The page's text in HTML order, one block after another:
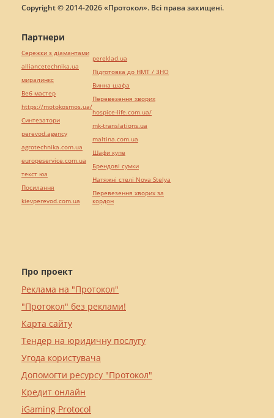
Copyright © 2014-2026 «Протокол». Всі права захищені.
Про проект
Реклама на "Протокол"
"Протокол" без реклами!
Карта сайту
Тендер на юридичну послугу
Угода користувача
Допомогти ресурсу "Протокол"
Кредит онлайн
iGaming Protocol
Партнери
Сережки з діамантами
alliancetechnika.ua
миралинкс
Веб мастер
https://motokosmos.ua/
Синтезатори
perevod.agency
agrotechnika.com.ua
europeservice.com.ua
текст юа
Посилання
kievperevod.com.ua
pereklad.ua
Підготовка до НМТ / ЗНО
Винна шафа
Перевезення хворих
hospice-life.com.ua/
mk-translations.ua
maltina.com.ua
Шафи купе
Брендові сумки
Натяжні стелі Nova Stelya
Перевезення хворих за
кордон